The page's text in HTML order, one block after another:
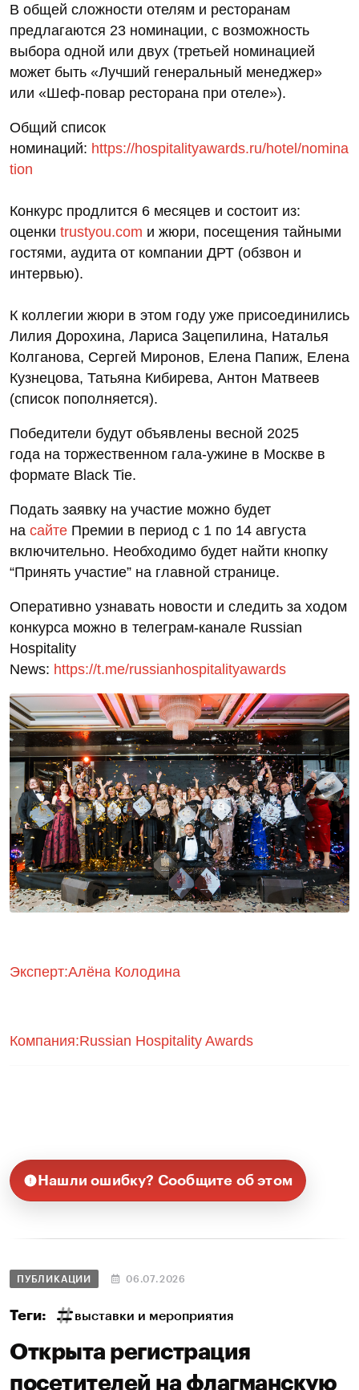
В общей сложности отелям и ресторанам
предлагаются 23 номинации, с возможность
выбора одной или двух (третьей номинацией
может быть «Лучший генеральный менеджер»
или «Шеф-повар ресторана при отеле»).
Общий список
номинаций: https://hospitalityawards.ru/hotel/nomina
tion
Конкурс продлится 6 месяцев и состоит из:
оценки trustyou.com и жюри, посещения тайными
гостями, аудита от компании ДРТ (обзвон и
интервью).
К коллегии жюри в этом году уже присоединились
Лилия Дорохина, Лариса Зацепилина, Наталья
Колганова, Сергей Миронов, Елена Папиж, Елена
Кузнецова, Татьяна Кибирева, Антон Матвеев
(список пополняется).
Победители будут объявлены весной 2025
года на торжественном гала-ужине в Москве в
формате Black Tie.
Подать заявку на участие можно будет
на сайте Премии в период с 1 по 14 августа
включительно. Необходимо будет найти кнопку
“Принять участие” на главной странице.
Оперативно узнавать новости и следить за ходом
конкурса можно в телеграм-канале Russian
Hospitality
News: https://t.me/russianhospitalityawards
Эксперт:Алёна Колодина
Компания:Russian Hospitality Awards
Нашли ошибку? Сообщите об этом
ПУБЛИКАЦИИ 06.07.2026
Теги: выставки и мероприятия
Открыта регистрация
посетителей на флагманскую